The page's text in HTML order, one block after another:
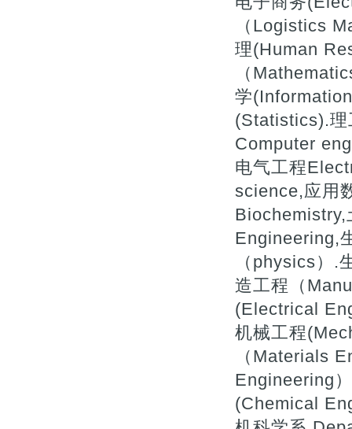
（Logistics
理(Human
（
学
(Statistics).理
Computer
电气工程
science,应用
Engineering,
（physics）
造工程（
(Electrical
机械工程
（Materials
Engineering
(Chemical